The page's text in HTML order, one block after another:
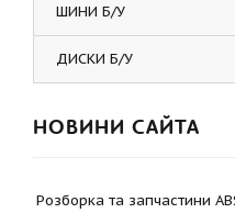
ШИНИ Б/У
ДИСКИ Б/У
НОВИНИ САЙТА
Розборка та запчастини